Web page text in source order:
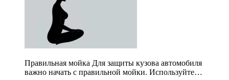
Правильная мойка Для защиты кузова автомобиля
важно начать с правильной мойки. Используйте…